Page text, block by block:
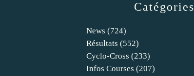
Catégories
News (724)
Résultats (552)
Cyclo-Cross (233)
Infos Courses (207)